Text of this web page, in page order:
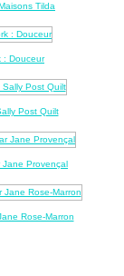
Tilda
: Douceur
Post Quilt
Jane Provençal
Rose-Marron